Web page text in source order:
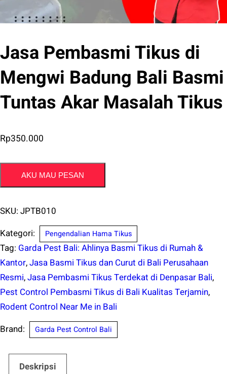
Jasa Pembasmi Tikus di
Mengwi Badung Bali Basmi
Tuntas Akar Masalah Tikus
Rp350.000
AKU MAU PESAN
SKU: JPTB010
Kategori:
Pengendalian Hama Tikus
Tag: Garda Pest Bali: Ahlinya Basmi Tikus di Rumah &
Kantor,Jasa Basmi Tikus dan Curut di Bali Perusahaan
Resmi,Jasa Pembasmi Tikus Terdekat di Denpasar Bali,
Pest Control Pembasmi Tikus di Bali Kualitas Terjamin,
Rodent Control Near Me in Bali
Brand:
Garda Pest Control Bali
Deskripsi